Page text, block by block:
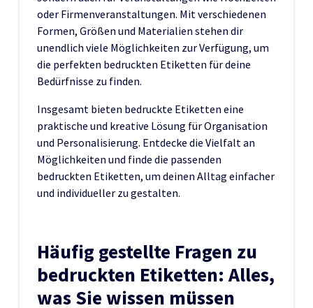
oder Firmenveranstaltungen. Mit verschiedenen
Formen, Größen und Materialien stehen dir
unendlich viele Möglichkeiten zur Verfügung, um
die perfekten bedruckten Etiketten für deine
Bedürfnisse zu finden.
Insgesamt bieten bedruckte Etiketten eine
praktische und kreative Lösung für Organisation
und Personalisierung. Entdecke die Vielfalt an
Möglichkeiten und finde die passenden
bedruckten Etiketten, um deinen Alltag einfacher
und individueller zu gestalten.
Häufig gestellte Fragen zu
bedruckten Etiketten: Alles,
was Sie wissen müssen